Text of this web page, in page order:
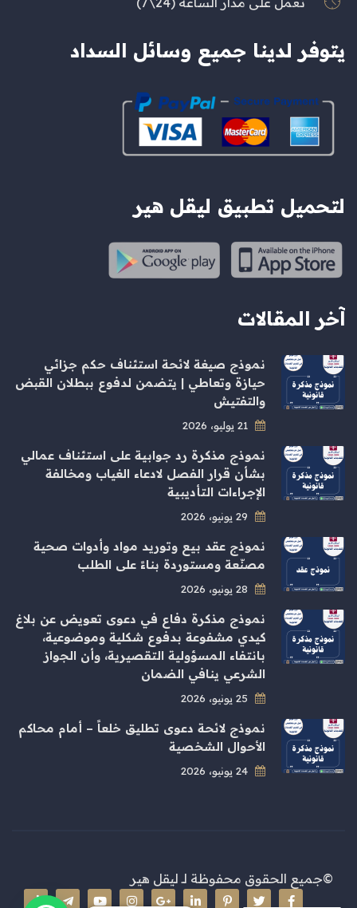
يتوفر لدينا جميع وسائل السداد
لتحميل تطبيق ليقل هير
آخر المقالات
نموذج صيغة لائحة استئناف حكم جزائي
حيازة وتعاطي | يتضمن لدفوع ببطلان القبض
والتفتيش
نموذج مذكرة رد جوابية على استئناف عمالي
بشأن قرار الفصل لادعاء الغياب ومخالفة
الإجراءات التأديبية
نموذج عقد بيع وتوريد مواد وأدوات صحية
مصنّعة ومستوردة بناءً على الطلب
نموذج مذكرة دفاع في دعوى تعويض عن بلاغ
كيدي مشفوعة بدفوع شكلية وموضوعية،
بانتفاء المسؤولية التقصيرية، وأن الجواز
الشرعي ينافي الضمان
نموذج لائحة دعوى تطليق خلعاً – أمام محاكم
الأحوال الشخصية
©جميع الحقوق محفوظة لـ ليقل هير